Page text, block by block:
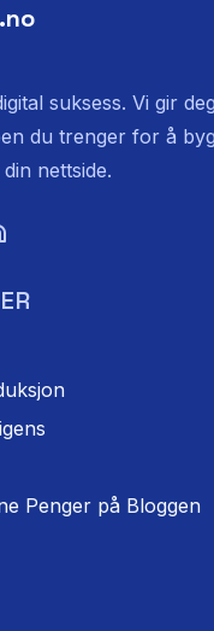
suksess. Vi gir
du trenger for å
nettside.
Penger på Bloggen